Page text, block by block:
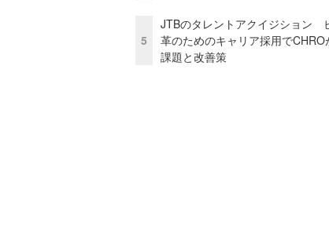
5
JTBのタレントアクイジション
革のためのキャリア採用でCHRO
課題と改善策